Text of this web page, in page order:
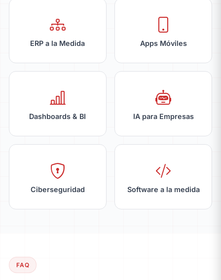
ERP a la Medida Apps Móviles
Dashboards & BI IA para Empresas
Ciberseguridad Software a la medida
FAQ